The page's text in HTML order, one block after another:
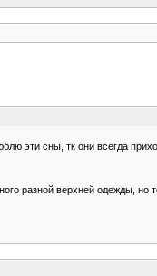
эти сны, тк они всегда
разной верхней одежды, но